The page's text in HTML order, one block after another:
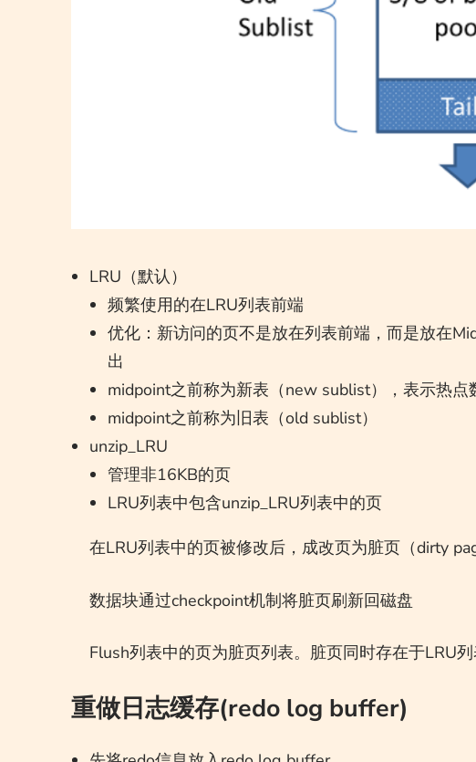
LRU（默认）
频繁使用的在LRU列表前端
优化：新访问的页不是放在列表前端，而是放在
出
midpoint之前称为新表（new sublist），表示热点
midpoint之前称为旧表（old sublist）
unzip_LRU
管理非16KB的页
LRU列表中包含unzip_LRU列表中的页
在LRU列表中的页被修改后，成改页为脏页（dirty
数据块通过checkpoint机制将脏页刷新回磁盘
Flush列表中的页为脏页列表。脏页同时存在于LRU
重做日志缓存(redo log buffer)